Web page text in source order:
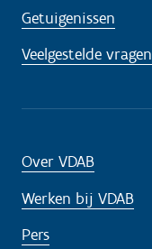
Getuigenissen
Veelgestelde vragen
Over VDAB
Werken bij VDAB
Pers